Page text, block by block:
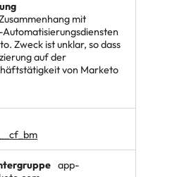
mit
Zweck ist unklar, so dass
auf der
von Marketo
__cf_bm
app-